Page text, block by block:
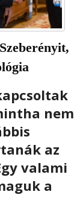
nem
az
valami
a